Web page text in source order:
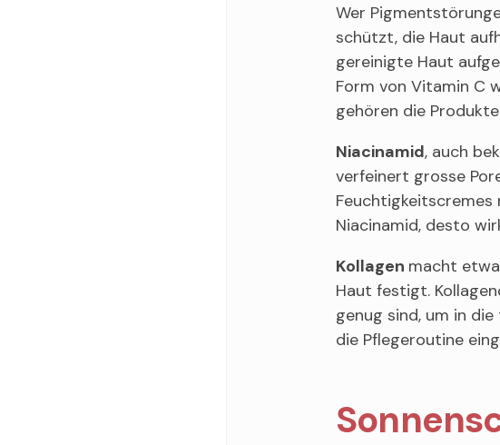
Wer
schützt, die Haut
gereinigte Haut
Form von Vitamin C
gehören die
Niacinamid, auch
verfeinert grosse
Feuchtigkeitscremes
Niacinamid, desto
Kollagen macht
Haut festigt.
genug sind, um in
die Pflegeroutine